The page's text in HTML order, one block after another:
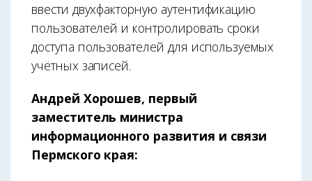
ввести двухфакторную аутентификацию
пользователей и контролировать сроки
доступа пользователей для используемых
учётных записей.
Андрей Хорошев, первый
заместитель министра
информационного развития и связи
Пермского края: